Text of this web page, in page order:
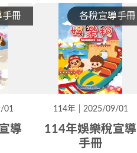
手冊
01
導
各稅宣導手冊
114年 2025/09/01
114年娛樂稅宣導
手冊